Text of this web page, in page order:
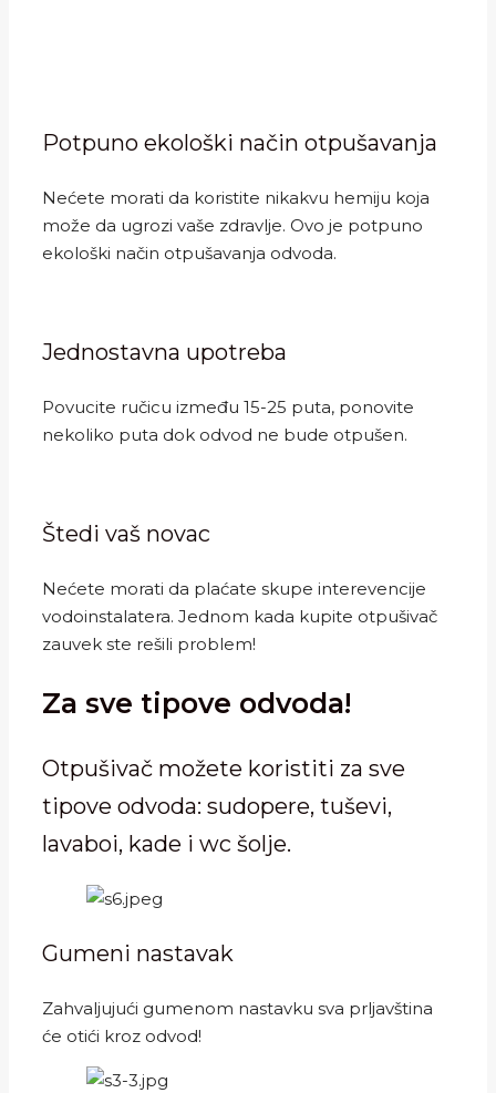
Potpuno ekološki način otpušavanja
Nećete morati da koristite nikakvu hemiju koja
može da ugrozi vaše zdravlje. Ovo je potpuno
ekološki način otpušavanja odvoda.
Jednostavna upotreba
Povucite ručicu između 15-25 puta, ponovite
nekoliko puta dok odvod ne bude otpušen.
Štedi vaš novac
Nećete morati da plaćate skupe interevencije
vodoinstalatera. Jednom kada kupite otpušivač
zauvek ste rešili problem!
Za sve tipove odvoda!
Otpušivač možete koristiti za sve
tipove odvoda: sudopere, tuševi,
lavaboi, kade i wc šolje.
Gumeni nastavak
Zahvaljujući gumenom nastavku sva prljavština
će otići kroz odvod!